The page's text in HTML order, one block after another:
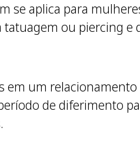
se aplica para
ou piercing
em um
de diferimento